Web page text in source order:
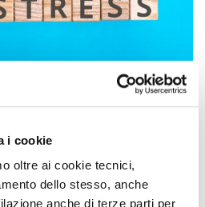
i cookie
oltre ai cookie tecnici,
dello stesso, anche
anche di terze parti per
Che Cos’è